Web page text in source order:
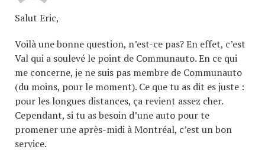
Salut Eric,
Voilà une bonne question, n’est-ce pas? En effet, c’est
Val qui a soulevé le point de Communauto. En ce qui
me concerne, je ne suis pas membre de Communauto
(du moins, pour le moment). Ce que tu as dit es juste :
pour les longues distances, ça revient assez cher.
Cependant, si tu as besoin d’une auto pour te
promener une après-midi à Montréal, c’est un bon
service.